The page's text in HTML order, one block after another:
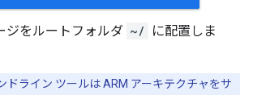
ジをルートフォルダ ~/
に配置しま
ドライン ツールは ARM アーキテクチャをサ